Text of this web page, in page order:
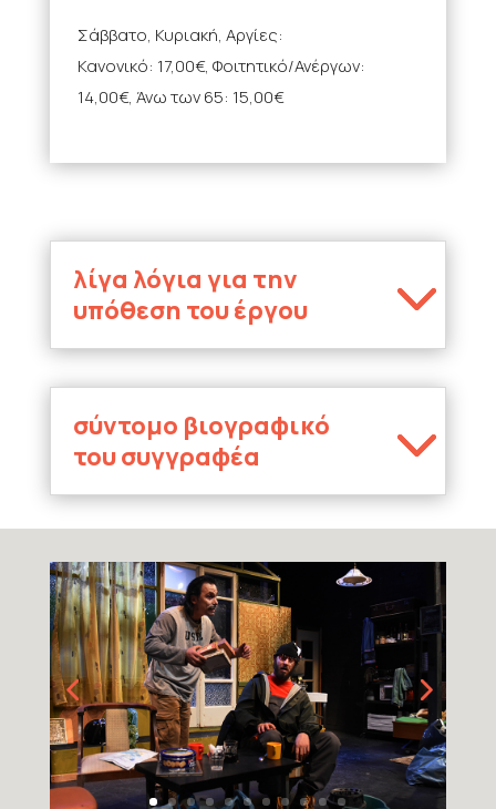
Σάββατο, Κυριακή, Αργίες:
Κανονικό: 17,00€, Φοιτητικό/Ανέργων:
14,00€, Άνω των 65: 15,00€
λίγα λόγια για την
υπόθεση του έργου
σύντομο βιογραφικό
του συγγραφέα